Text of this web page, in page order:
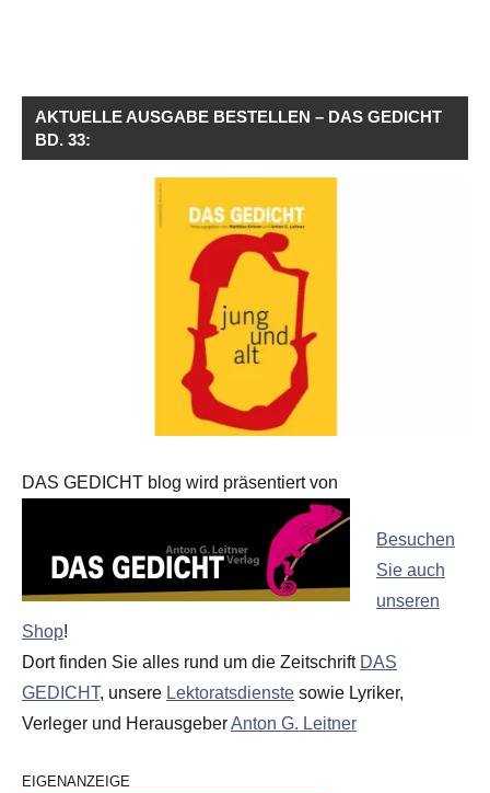
AKTUELLE AUSGABE BESTELLEN – DAS GEDICHT
BD. 33:
DAS GEDICHT blog wird präsentiert von
Besuchen
Sie auch
unseren
Shop!
Dort finden Sie alles rund um die Zeitschrift DAS
GEDICHT, unsere Lektoratsdienste sowie Lyriker,
Verleger und HerausgeberAnton G. Leitner
EIGENANZEIGE